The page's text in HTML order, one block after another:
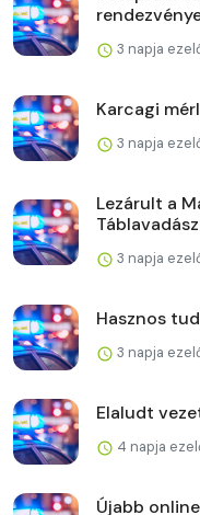
3 napja
Karcagi
3 napja
Lezárult a
3 napja
Hasznos
3 napja
Elaludt
4 napja
Újabb